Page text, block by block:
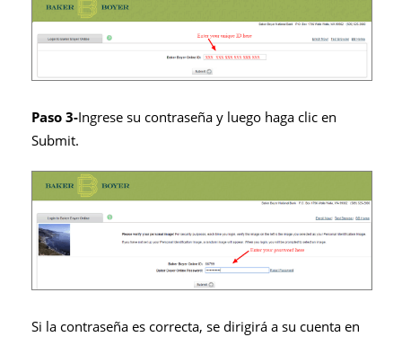
Paso 3-Ingrese su contraseña y luego haga clic en
Submit.
Si la contraseña es correcta, se dirigirá a su cuenta en